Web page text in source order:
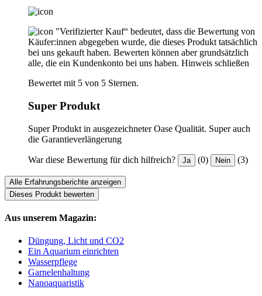
"Verifizierter Kauf“ bedeutet, dass die Bewertung von
Käufer:innen abgegeben wurde, die dieses Produkt tatsächlich
bei uns gekauft haben. Bewerten können aber grundsätzlich
alle, die ein Kundenkonto bei uns haben. Hinweis schließen
Bewertet mit 5 von 5 Sternen.
Super Produkt
Super Produkt in ausgezeichneter Oase Qualität. Super auch
die Garantieverlängerung
War diese Bewertung für dich hilfreich? Ja (0) Nein (3)
Alle Erfahrungsberichte anzeigen
Dieses Produkt bewerten
Aus unserem Magazin:
Düngung, Licht und CO2
Ein Aquarium einrichten
Wasserpflege
Garnelenhaltung
Nanoaquaristik